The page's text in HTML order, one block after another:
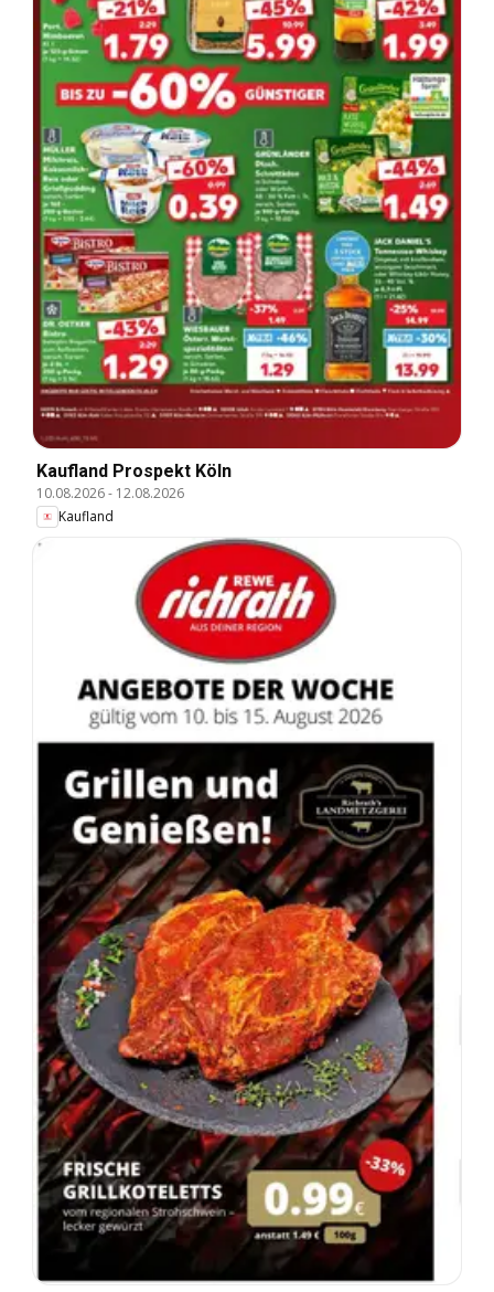
Kaufland Prospekt Köln
10.08.2026- 12.08.2026
Kaufland